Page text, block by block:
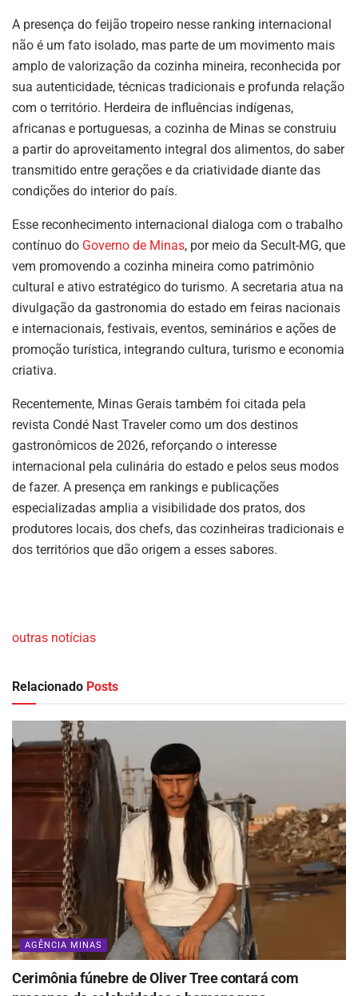
A presença do feijão tropeiro nesse ranking internacional
não é um fato isolado, mas parte de um movimento mais
amplo de valorização da cozinha mineira, reconhecida por
sua autenticidade, técnicas tradicionais e profunda relação
com o território. Herdeira de influências indígenas,
africanas e portuguesas, a cozinha de Minas se construiu
a partir do aproveitamento integral dos alimentos, do saber
transmitido entre gerações e da criatividade diante das
condições do interior do país.
Esse reconhecimento internacional dialoga com o trabalho
contínuo do Governo de Minas, por meio da Secult-MG, que
vem promovendo a cozinha mineira como patrimônio
cultural e ativo estratégico do turismo. A secretaria atua na
divulgação da gastronomia do estado em feiras nacionais
e internacionais, festivais, eventos, seminários e ações de
promoção turística, integrando cultura, turismo e economia
criativa.
Recentemente, Minas Gerais também foi citada pela
revista Condé Nast Traveler como um dos destinos
gastronômicos de 2026, reforçando o interesse
internacional pela culinária do estado e pelos seus modos
de fazer. A presença em rankings e publicações
especializadas amplia a visibilidade dos pratos, dos
produtores locais, dos chefs, das cozinheiras tradicionais e
dos territórios que dão origem a esses sabores.
outras notícias
Relacionado Posts
AGÊNCIA MINAS
Cerimônia fúnebre de Oliver Tree contará com